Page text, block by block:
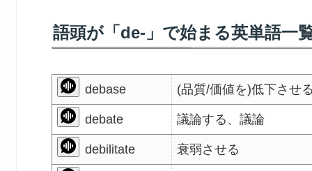
語頭が「de-」で始まる英単語一
debase (品質/価値を)低下させ
debate 議論する、議論
debilitate 衰弱させる